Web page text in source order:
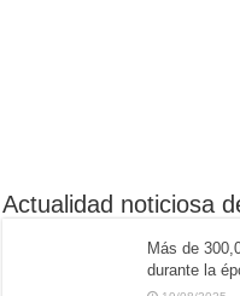
Actualidad noticiosa
Más de
durante la